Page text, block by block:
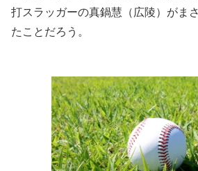
打スラッガーの真鍋慧（広陵）がま
たことだろう。